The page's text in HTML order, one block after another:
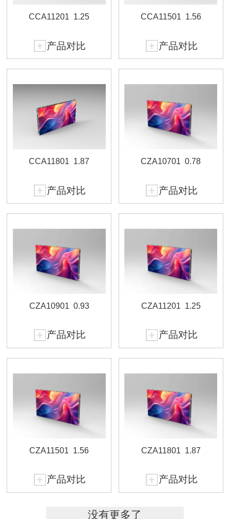
CCA11201 1.25
产品对比
CCA11501 1.56
产品对比
CCA11801 1.87
产品对比
CZA10701 0.78
产品对比
CZA10901 0.93
产品对比
CZA11201 1.25
产品对比
CZA11501 1.56
产品对比
CZA11801 1.87
产品对比
没有更多了